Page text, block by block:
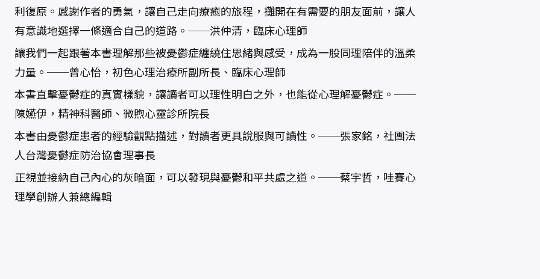
利復原。感謝作者的勇氣，讓自己走向療癒的旅程，攤開在有需要的朋友面前，讓人
有意識地選擇一條適合自己的道路。──洪仲清，臨床心理師
讓我們一起跟著本書理解那些被憂鬱症纏繞住思緒與感受，成為一股同理陪伴的溫柔
力量。──曾心怡，初色心理治療所副所長、臨床心理師
本書直擊憂鬱症的真實樣貌，讓讀者可以理性明白之外，也能從心理解憂鬱症。──
陳嬿伊，精神科醫師、微煦心靈診所院長
本書由憂鬱症患者的經驗觀點描述，對讀者更具說服與可讀性。──張家銘，社團法
人台灣憂鬱症防治協會理事長
正視並接納自己內心的灰暗面，可以發現與憂鬱和平共處之道。──蔡宇哲，哇賽心
理學創辦人兼總編輯